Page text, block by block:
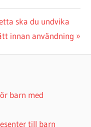
ska du undvika
innan användning
barn med
till barn